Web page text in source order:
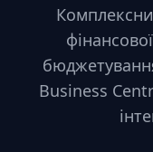
Business